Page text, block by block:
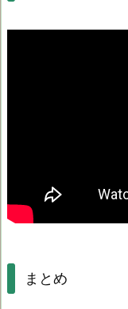
まとめ